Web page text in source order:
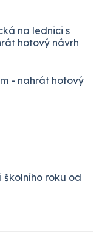
na lednici s
hotový návrh
- nahrát hotový
školního roku od